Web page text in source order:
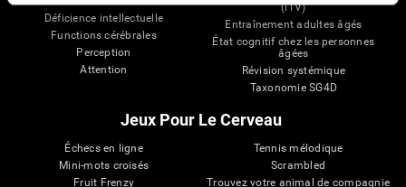
Déficience intellectuelle
Functions cérébrales
Perception
Attention
(iTV)
Entraînement adultes âgés
État cognitif chez les personnes
âgées
Révision systémique
Taxonomie SG4D
Jeux Pour Le Cerveau
Échecs en ligne
Mini-mots croisés
Fruit Frenzy
Tennis mélodique
Scrambled
Trouvez votre animal de compagnie